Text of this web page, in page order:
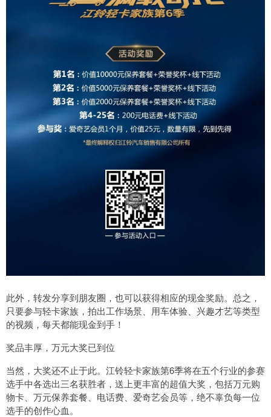
此外，转发分享到朋友圈，也可以获得相应的现金奖励。总之，
只要参与轻卡家族，拍出工作场景、用车体验、兴趣才艺等类型
的视频，每天都能现金到手！
奖品丰厚，万元大奖已到位
当然，大奖还不止于此。江铃轻卡家族第6季将在五个行业的参赛
选手中各选出三名获胜者，送上更丰富的超值大奖，包括万元购
物卡、万元保养套餐、电话费、爱奇艺会员等，绝不辜负每一位
选手的创作心血。